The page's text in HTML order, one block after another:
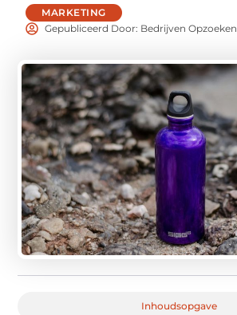
MARKETING
Gepubliceerd Door: Bedrijven Opzoeken
Inhoudsopgave